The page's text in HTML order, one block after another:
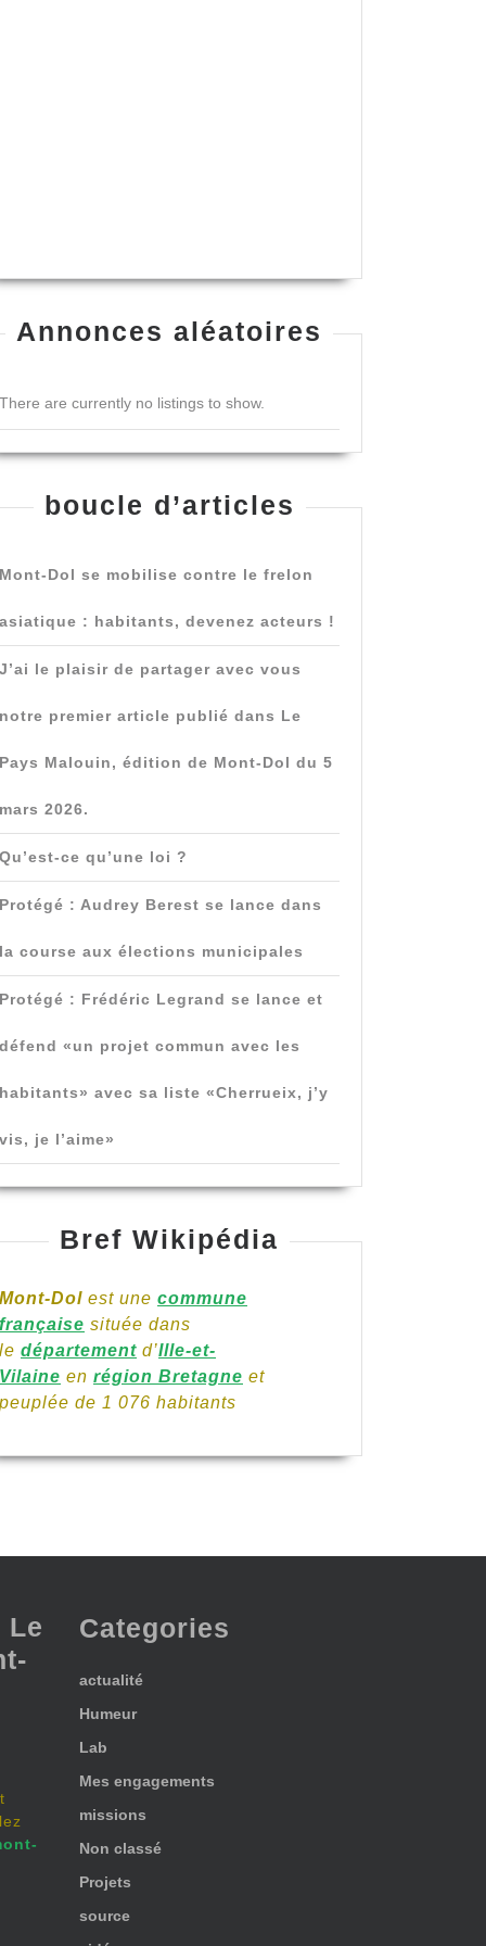
Annonces aléatoires
There are currently no listings to show.
boucle d’articles
Mont-Dol se mobilise contre le frelon
asiatique : habitants, devenez acteurs !
J’ai le plaisir de partager avec vous
notre premier article publié dans Le
Pays Malouin, édition de Mont-Dol du 5
mars 2026.
Qu’est-ce qu’une loi ?
Protégé : Audrey Berest se lance dans
la course aux élections municipales
Protégé : Frédéric Legrand se lance et
défend «un projet commun avec les
habitants» avec sa liste «Cherrueix, j’y
vis, je l’aime»
Bref Wikipédia
Mont-Dol est une commune
française située dans
le département d’Ille-et-
Vilaine en région Bretagne et
peuplée de 1 076 habitants
Le
Categories
actualité
Humeur
Lab
Mes engagements
missions
Non classé
Projets
source